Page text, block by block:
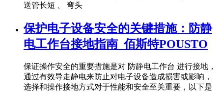
送管长短 、 弯头
保护电子设备安全的关键措施：防静
电工作台接地指南_佰斯特POUSTO
保证操作安全的重要措施是对 防静电工作台 进行接地，
通过有效导走静电来防止对电子设备造成损害或影响，
选择和操作接地方式对于性能和安全至关重要，以下是